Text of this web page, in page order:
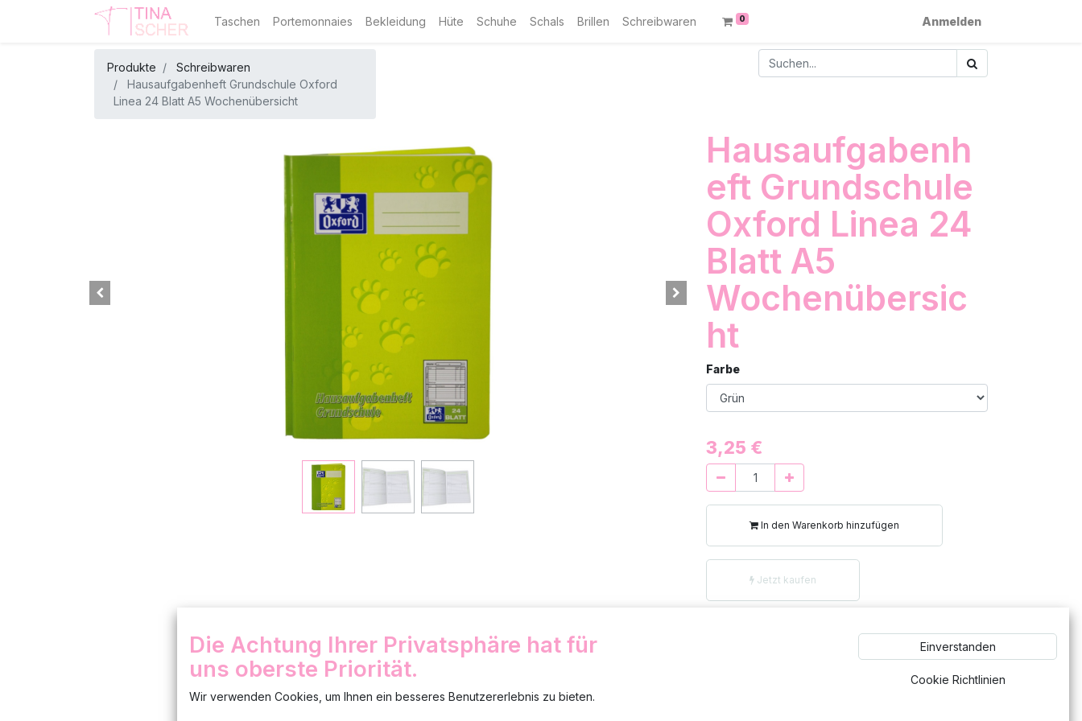
Taschen Portemonnaies Bekleidung Hüte Schuhe Schals Brillen Schreibwaren 0 Anmelden
Produkte
Schreibwaren
Hausaufgabenheft Grundschule Oxford
Linea 24 Blatt A5 Wochenübersicht
Hausaufgabenh
eft Grundschule
Oxford Linea 24
Blatt A5
Wochenübersic
ht
Farbe
3,25 €
In den Warenkorb hinzufügen
Jetzt kaufen
Zur Wunschliste hinzufügen
Uber uns
Feedback
Die Achtung Ihrer Privatsphäre hat für
uns oberste Priorität.
Wir verwenden Cookies, um Ihnen ein besseres Benutzererlebnis zu bieten.
Einverstanden
Cookie Richtlinien